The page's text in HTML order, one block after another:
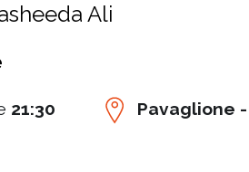
Ali
21:30 Pavaglione -